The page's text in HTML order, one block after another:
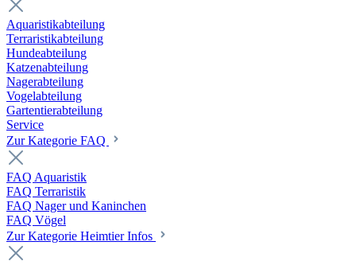
Aquaristikabteilung
Terraristikabteilung
Hundeabteilung
Katzenabteilung
Nagerabteilung
Vogelabteilung
Gartentierabteilung
Service
Zur Kategorie FAQ
FAQ Aquaristik
FAQ Terraristik
FAQ Nager und Kaninchen
FAQ Vögel
Zur Kategorie Heimtier Infos